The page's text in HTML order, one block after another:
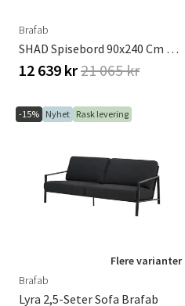
Brafab
SHAD Spisebord 90x240 Cm Teak/Antrasitt
12 639 kr21 065 kr
-15% Nyhet Rask levering
Flere varianter
Brafab
Lyra 2,5-Seter Sofa Brafab